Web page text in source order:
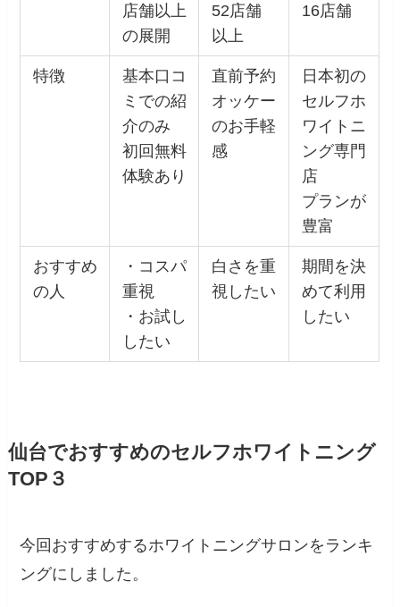
店舗以上
の展開
52店舗
以上
16店舗
特徴
基本口コ
ミでの紹
介のみ
初回無料
体験あり
直前予約
オッケー
のお手軽
感
日本初の
セルフホ
ワイトニ
ング専門
店
プランが
豊富
おすすめ
の人
・コスパ
重視
・お試し
したい
白さを重
視したい
期間を決
めて利用
したい
仙台でおすすめのセルフホワイトニング
TOP３
今回 おすすめするホワイトニングサロンをランキ
ングにしました。